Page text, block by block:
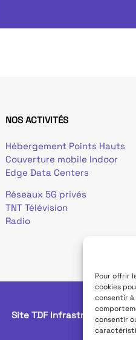
Pour offrir
cookies
consentir
consentir
NOS ACTIVITÉS
Hébergement Points Hauts
Couverture mobile Indoor
Edge Data Centers
Réseaux 5G privés
TNT Télévision
Radio
Site TDF Infrastructure